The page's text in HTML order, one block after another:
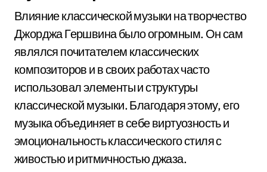
Влияние классической музыки на творчество
Джорджа Гершвина было огромным. Он сам
являлся почитателем классических
композиторов и в своих работах часто
использовал элементы и структуры
классической музыки. Благодаря этому, его
музыка объединяет в себе виртуозность и
эмоциональность классического стиля с
живостью и ритмичностью джаза.